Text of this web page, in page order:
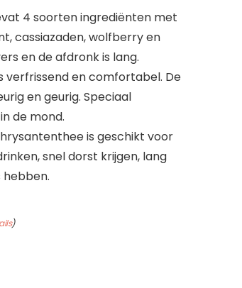
4 soorten ingrediënten met
cassiazaden, wolfberry en
en de afdronk is lang.
verfrissend en comfortabel. De
en geurig. Speciaal
de mond.
is geschikt voor
snel dorst krijgen, lang
)